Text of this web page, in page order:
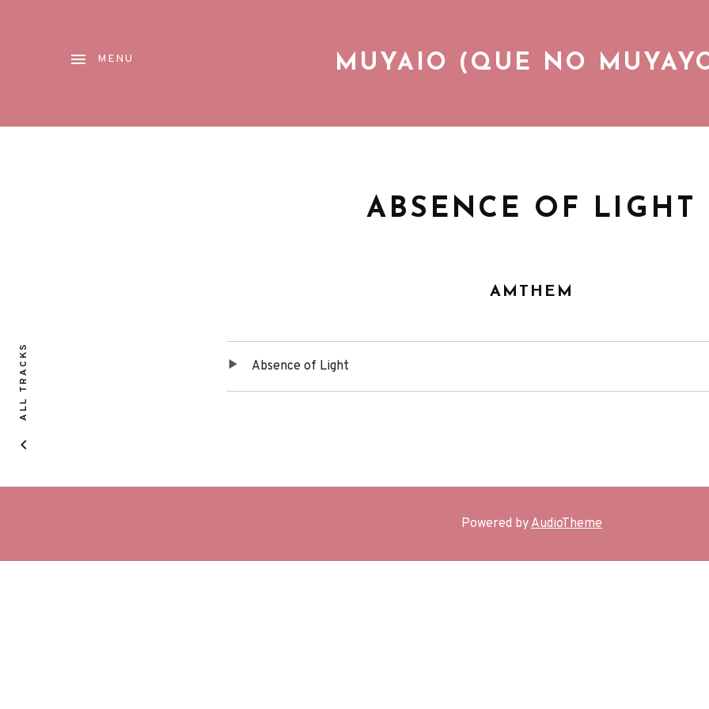
MUYAIO (QUE NOGozando de la vida cotidiana
MENU
VIDEOS
CONCIERTOS
BLOG
ABSENCE OF LIGHT
AMTHEM
ALL TRACKS
de
audio
Absence of Light
Powered byAudioTheme